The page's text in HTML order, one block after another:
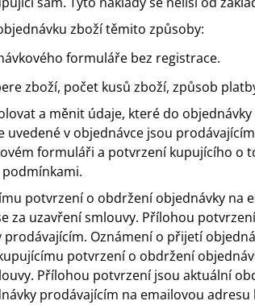
zboží těmito způsoby:
formuláře bez registrace.
zboží, počet kusů zboží, způsob
a měnit údaje, které do
uvedené v objednávce jsou
formuláři a potvrzení kupujícího o
podmínkami.
potvrzení o obdržení objednávky na
za uzavření smlouvy. Přílohou
Oznámení o přijetí
potvrzení o obdržení
Přílohou potvrzení jsou aktuální
prodávajícím na emailovou adresu